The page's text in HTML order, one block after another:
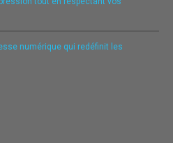
numérique qui redéfinit les